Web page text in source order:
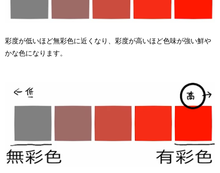
彩度が低いほど無彩色に近くなり、彩度が高いほど色味が強い鮮や
かな色になります。